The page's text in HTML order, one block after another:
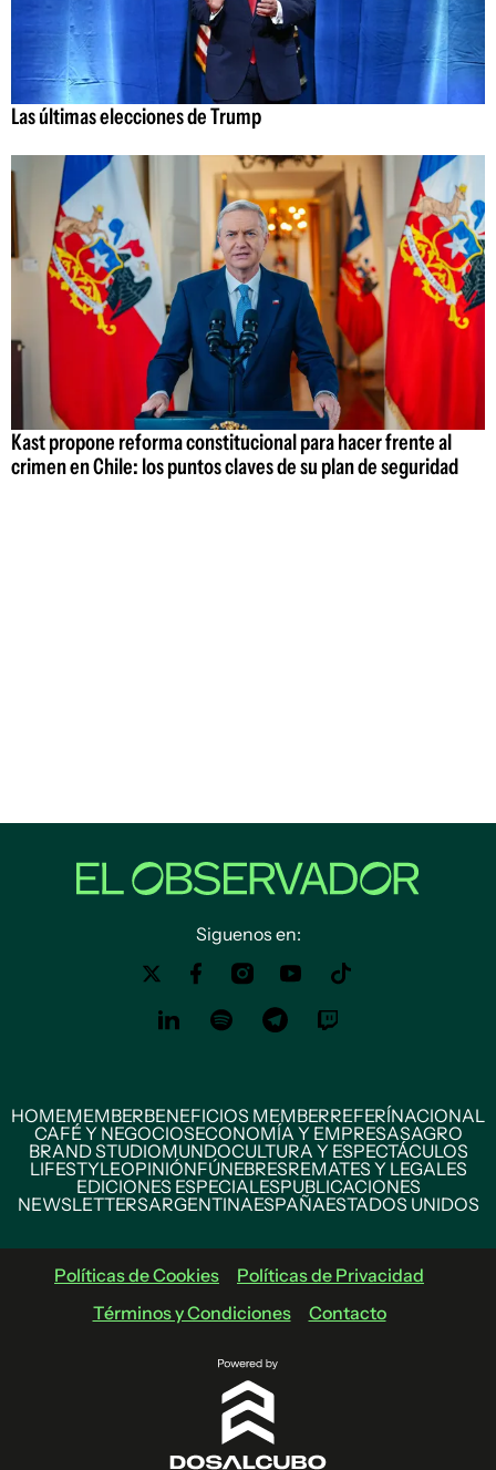
Las últimas elecciones de Trump
Kast propone reforma constitucional para hacer frente al
crimen en Chile: los puntos claves de su plan de seguridad
Siguenos en:
HOMEMEMBERBENEFICIOS MEMBERREFERÍNACIONAL
CAFÉ Y NEGOCIOSECONOMÍA Y EMPRESASAGRO
BRAND STUDIOMUNDOCULTURA Y ESPECTÁCULOS
LIFESTYLEOPINIÓNFÚNEBRESREMATES Y LEGALES
EDICIONES ESPECIALESPUBLICACIONES
NEWSLETTERSARGENTINAESPAÑAESTADOS UNIDOS
Políticas de Cookies
Políticas de Privacidad
Términos y Condiciones
Contacto